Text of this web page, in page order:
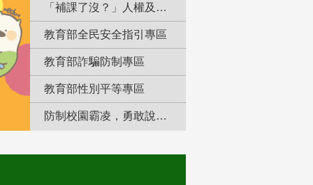
「補課了沒？」人權及轉型正義教育專區
教育部全民安全指引專區
教育部詐騙防制專區
教育部性別平等專區
防制校園霸凌，勇敢說出來！